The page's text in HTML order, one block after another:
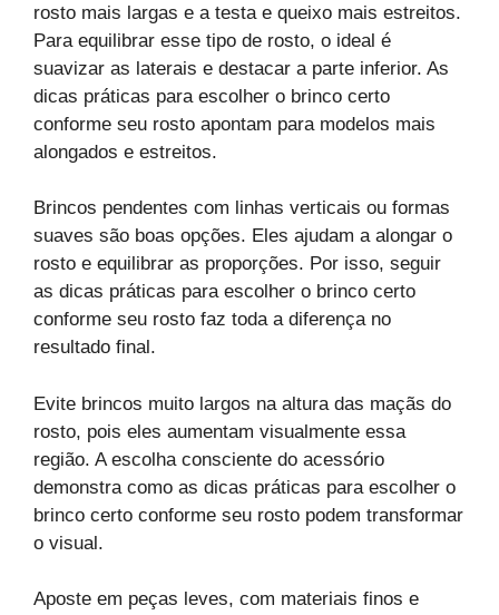
rosto mais largas e a testa e queixo mais estreitos.
Para equilibrar esse tipo de rosto, o ideal é
suavizar as laterais e destacar a parte inferior. As
dicas práticas para escolher o brinco certo
conforme seu rosto apontam para modelos mais
alongados e estreitos.
Brincos pendentes com linhas verticais ou formas
suaves são boas opções. Eles ajudam a alongar o
rosto e equilibrar as proporções. Por isso, seguir
as dicas práticas para escolher o brinco certo
conforme seu rosto faz toda a diferença no
resultado final.
Evite brincos muito largos na altura das maçãs do
rosto, pois eles aumentam visualmente essa
região. A escolha consciente do acessório
demonstra como as dicas práticas para escolher o
brinco certo conforme seu rosto podem transformar
o visual.
Aposte em peças leves, com materiais finos e